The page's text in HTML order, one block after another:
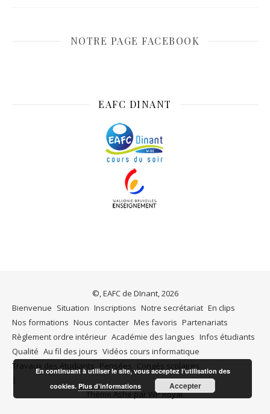
NOTRE PAGE FACEBOOK
EAFC DINANT
©, EAFC de DInant, 2026
Bienvenue Situation Inscriptions Notre secrétariat En clips
Nos formations Nous contacter Mes favoris Partenariats
Règlement ordre intérieur Académie des langues Infos étudiants
Qualité Au fil des jours Vidéos cours informatique
Travaux des étudiants Pensées Congés scolaires
Thème Ashe par WP Royal.
En continuant à utiliser le site, vous acceptez l’utilisation des
cookies.Plus d’informations Accepter